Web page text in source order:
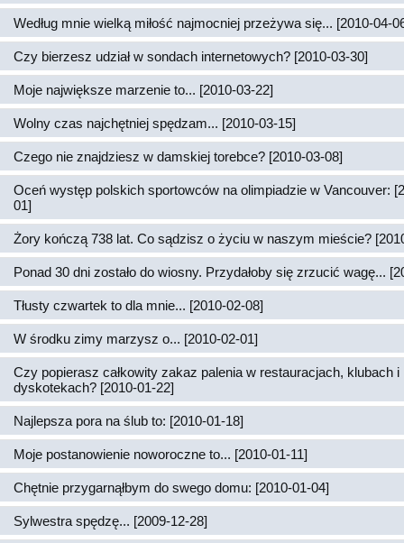
Według mnie wielką miłość najmocniej przeżywa się... [2010-04-
Czy bierzesz udział w sondach internetowych? [2010-03-30]
Moje największe marzenie to... [2010-03-22]
Wolny czas najchętniej spędzam... [2010-03-15]
Czego nie znajdziesz w damskiej torebce? [2010-03-08]
Oceń występ polskich sportowców na olimpiadzie w Vancouver:
01]
Żory kończą 738 lat. Co sądzisz o życiu w naszym mieście?
Ponad 30 dni zostało do wiosny. Przydałoby się zrzucić wagę...
Tłusty czwartek to dla mnie... [2010-02-08]
W środku zimy marzysz o... [2010-02-01]
Czy popierasz całkowity zakaz palenia w restauracjach, klubach i
dyskotekach? [2010-01-22]
Najlepsza pora na ślub to: [2010-01-18]
Moje postanowienie noworoczne to... [2010-01-11]
Chętnie przygarnąłbym do swego domu: [2010-01-04]
Sylwestra spędzę... [2009-12-28]